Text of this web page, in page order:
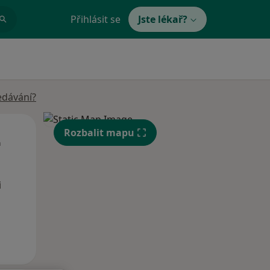
Přihlásit se Jste lékař?
St Čt
13 Srpen
Rozbalit mapu